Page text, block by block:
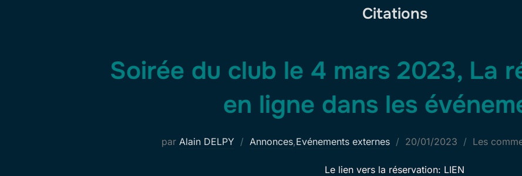
Citations
Soirée du club le 4 mars 2023, La
en ligne dans les
par Alain DELPY Annonces,Evénements externes
Publié
20/01/2023 Les
Le lien vers la réservation: LIEN